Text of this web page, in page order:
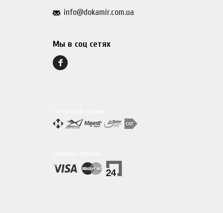
info@dokamir.com.ua
Мы в соц сетях